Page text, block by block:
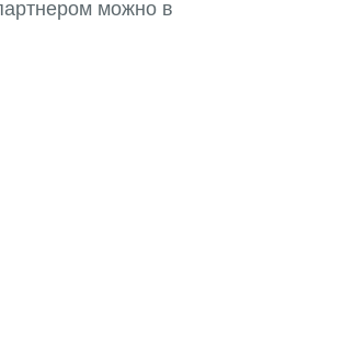
можно в